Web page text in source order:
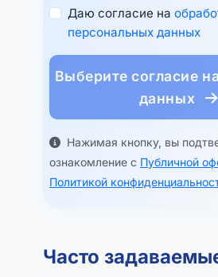
Даю согласие на
персональных данных
Выберите согласие
данных
Нажимая кнопку, вы
ознакомление с Публичной
Политикой
Часто